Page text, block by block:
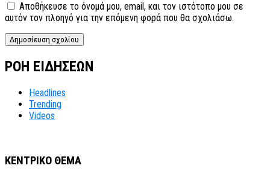
Αποθήκευσε το όνομά μου, email, και τον ιστότοπο μου σε
αυτόν τον πλοηγό για την επόμενη φορά που θα σχολιάσω.
ΡΟΗ ΕΙΔΗΣΕΩΝ
Headlines
Trending
Videos
ΚΕΝΤΡΙΚΟ ΘΕΜΑ